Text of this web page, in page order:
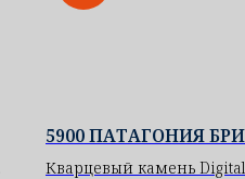
5900 ПАТАГОНИЯ
Кварцевый камень